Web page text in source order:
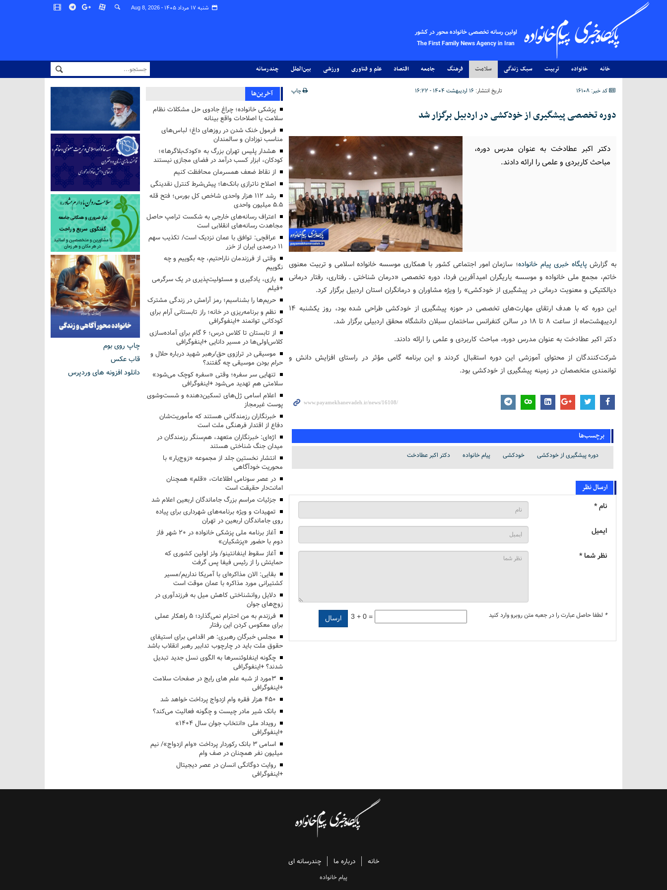
شنبه ۱۷ مرداد ۱۴۰۵ - Aug 8, 2026
اولین رسانه تخصصی خانواده محور در کشور
The First Family News Agency in Iran
خانه خانواده تربیت سبک زندگی سلامت فرهنگ جامعه اقتصاد علم و فناوری ورزشی بین‌الملل چندرسانه
کد خبر: 16108 تاریخ انتشار: ۱۶ اردیبهشت ۱۴۰۴ - ۱۶:۲۲ چاپ
دوره تخصصی پیشگیری از خودکشی در اردبیل برگزار شد
دکتر اکبر عطادخت به عنوان مدرس دوره،
مباحث کاربردی و علمی را ارائه دادند.
به گزارش پایگاه خبری پیام خانواده؛ سازمان امور اجتماعی کشور با همکاری موسسه خانواده اسلامی و تربیت معنوی
خاتم، مجمع ملی خانواده و موسسه یاریگران امیدآفرین فردا، دوره تخصصی «درمان شناختی ـ رفتاری، رفتار درمانی
دیالکتیکی و معنویت درمانی در پیشگیری از خودکشی» را ویژه مشاوران و درمانگران استان اردبیل برگزار کرد.
این دوره که با هدف ارتقای مهارت‌های تخصصی در حوزه پیشگیری از خودکشی طراحی شده بود، روز یکشنبه ۱۴
اردیبهشت‌ماه از ساعت ۸ تا ۱۸ در سالن کنفرانس ساختمان سبلان دانشگاه محقق اردبیلی برگزار شد.
دکتر اکبر عطادخت به عنوان مدرس دوره، مباحث کاربردی و علمی را ارائه دادند.
شرکت‌کنندگان از محتوای آموزشی این دوره استقبال کردند و این برنامه گامی مؤثر در راستای افزایش دانش و
توانمندی متخصصان در زمینه پیشگیری از خودکشی بود.
برچسب‌ها
دوره پیشگیری از خودکشی خودکشی پیام خانواده دکتر اکبر عطادخت
ارسال نظر
نام *
ایمیل
نظر شما *
* لطفا حاصل عبارت را در جعبه متن روبرو وارد کنید 3 + 0 =
آخرین‌ها
پزشکی خانواده؛ چراغ جادوی حل مشکلات نظام
سلامت یا اصلاحات واقع بینانه
فرمول خنک شدن در روزهای داغ؛ لباس‌های
مناسب نوزادان و سالمندان
هشدار پلیس تهران بزرگ به «کودک‌بلاگرها»؛
کودکان، ابزار کسب درآمد در فضای مجازی نیستند
از نقاط ضعف همسرمان محافظت کنیم
اصلاح ناترازی بانک‌ها؛ پیش‌شرط کنترل نقدینگی
رشد ۱۱۲ هزار واحدی شاخص کل بورس؛ فتح قله
۵.۵ میلیون واحدی
اعتراف رسانه‌های خارجی به شکست ترامپ حاصل
مجاهدت رسانه‌های انقلابی است
عراقچی: توافق با عمان نزدیک است/ تکذیب سهم
۱۱ درصدی ایران از خزر
وقتی از فرزندمان ناراحتیم، چه بگوییم و چه
نگوییم
بازی، یادگیری و مسئولیت‌پذیری در یک سرگرمی
+فیلم
حریم‌ها را بشناسیم؛ رمز آرامش در زندگی مشترک
نظم و برنامه‌ریزی در خانه؛ راز تابستانی آرام برای
کودکانی توانمند +اینفوگرافی
از تابستان تا کلاس درس؛ ۶ گام برای آماده‌سازی
کلاس‌اولی‌ها در مسیر دانایی +اینفوگرافی
موسیقی در ترازوی حق/رهبر شهید درباره حلال و
حرام بودن موسیقی چه گفتند؟
تنهایی سر سفره؛ وقتی «سفره کوچک می‌شود»
سلامتی هم تهدید می‌شود +اینفوگرافی
اعلام اسامی ژل‌های تسکین‌دهنده و شست‌وشوی
پوست غیرمجاز
خبرنگاران رزمندگانی هستند که مأموریت‌شان
دفاع از اقتدار فرهنگی ملت است
اژه‌ای: خبرنگاران متعهد، هم‌سنگر رزمندگان در
میدان جنگ شناختی هستند
انتشار نخستین جلد از مجموعه «زوج‌یار» با
محوریت خودآگاهی
در عصر سونامی اطلاعات، «قلم» همچنان
امانت‌دار حقیقت است
جزئیات مراسم بزرگ جاماندگان اربعین اعلام شد
تمهیدات و ویژه برنامه‌های شهرداری برای پیاده
روی جاماندگان اربعین در تهران
آغاز برنامه ملی پزشکی خانواده در ۲۰ شهر فاز
دوم با حضور «پزشکیان»
آغاز سقوط اینفانتینو/ ولز اولین کشوری که
حمایتش را از رئیس فیفا پس گرفت
بقایی: الان مذاکره‌ای با آمریکا نداریم/مسیر
کشتیرانی مورد مذاکره با عمان موقت است
دلایل روانشناختی کاهش میل به فرزندآوری در
زوج‌های جوان
فرزندم به من احترام نمی‌گذارد؛ ۵ راهکار عملی
برای معکوس کردن این رفتار
مجلس خبرگان رهبری: هر اقدامی برای استیفای
حقوق ملت باید در چارچوب تدابیر رهبر انقلاب باشد
چگونه اینفلوئنسرها به الگوی نسل جدید تبدیل
شدند؟ +اینفوگرافی
3مورد از شبه علم های رایج در صفحات سلامت
+اینفوگرافی
۴۵۰ هزار فقره وام ازدواج پرداخت خواهد شد
بانک شیر مادر چیست و چگونه فعالیت می‌کند؟
رویداد ملی «انتخاب جوان سال ۱۴۰۴»
+اینفوگرافی
اسامی ۳ بانک رکوردار پرداخت «وام ازدواج»/ نیم
میلیون نفر همچنان در صف وام
روایت دوگانگی انسان در عصر دیجیتال
+اینفوگرافی
چاپ روی بوم
قاب عکس
دانلود افزونه های وردپرس
خانه درباره ما چندرسانه ای
پیام خانواده